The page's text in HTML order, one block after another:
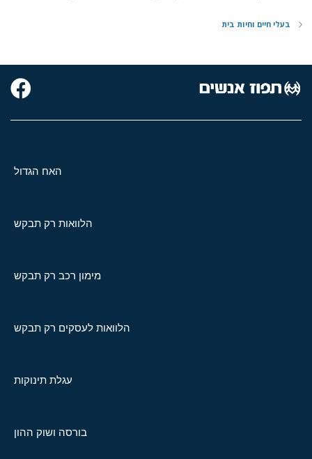
בעלי חיים וחיות בית
האח הגדול
הלוואות רק תבקש
מימון רכב רק תבקש
הלוואות לעסקים רק תבקש
עגלת תינוקות
בורסה ושוק ההון